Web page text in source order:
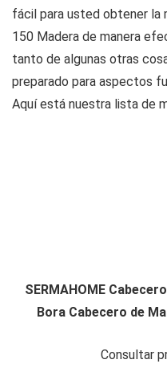
fácil para usted obtener la
150 Madera de manera
tanto de algunas otras
preparado para aspectos
Aquí está nuestra lista de
SERMAHOME
Bora Cabecero de
Consultar